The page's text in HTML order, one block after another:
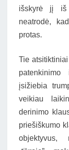
išskyrė jį iš
neatrodė,
protas.
Tie
įsižiebia
veikiau
derinimo
priešiškumo
objektyvus,